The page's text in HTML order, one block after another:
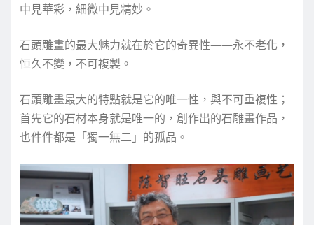
中見華彩，細微中見精妙。
石頭雕畫的最大魅力就在於它的奇異性——永不老化，
恒久不變，不可複製。
石頭雕畫最大的特點就是它的唯一性，與不可重複性；
首先它的石材本身就是唯一的，創作出的石雕畫作品，
也件件都是「獨一無二」的孤品。